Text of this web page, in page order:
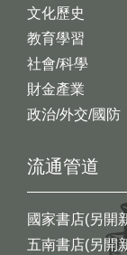
文化歷史
教育學習
社會/科學
財金產業
政治/外交/國防
流通管道
國家書店(另開
五南書店(另開